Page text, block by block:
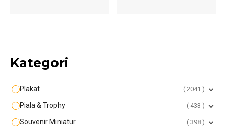
Kategori
Plakat 2041
Piala & Trophy 433
Souvenir Miniatur 398